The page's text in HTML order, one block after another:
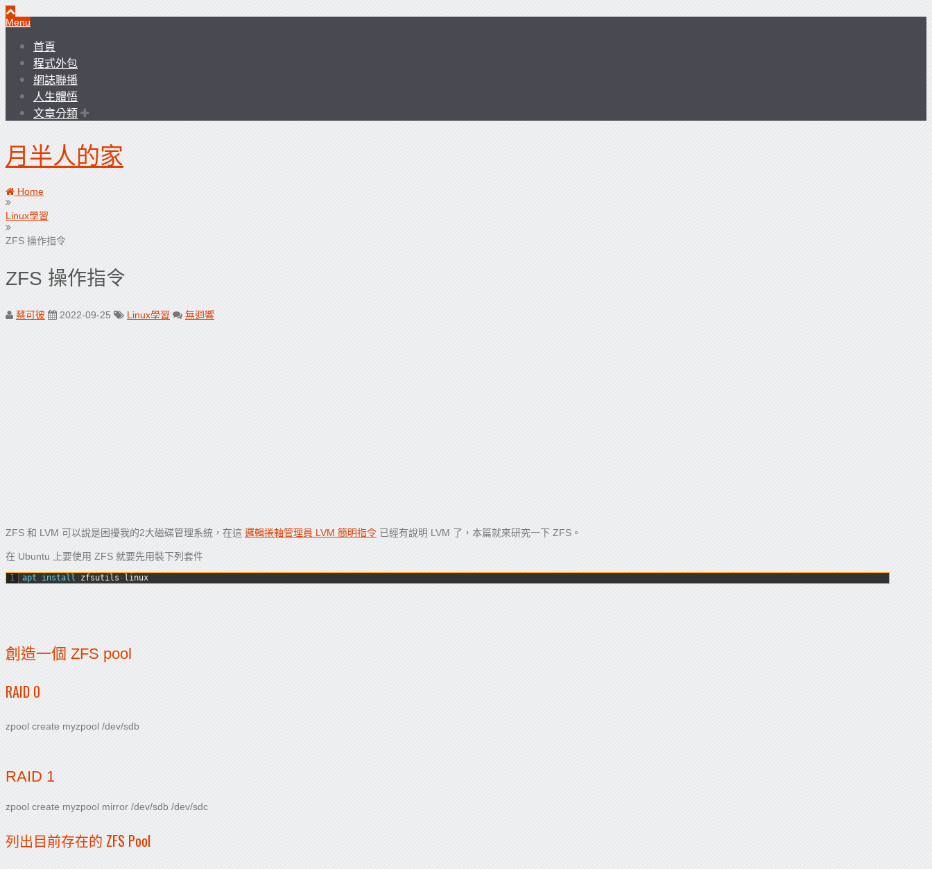
Menu
首頁
程式外包
網誌聯播
人生體悟
文章分類
月半人的家
Home
Linux學習
ZFS 操作指令
ZFS 操作指令
蔡可彼 2022-09-25 Linux學習 無迴響
ZFS 和 LVM 可以說是困擾我的2大磁碟管理系統，在這 邏輯捲軸管理員 LVM 簡明指令 已經有說明 LVM 了，本篇就來研究一下 ZFS。
在 Ubuntu 上要使用 ZFS 就要先用裝下列套件
1 apt install zfsutils -linux
創造一個 ZFS pool
RAID 0
zpool create myzpool /dev/sdb
RAID 1
zpool create myzpool mirror /dev/sdb /dev/sdc
列出目前存在的 ZFS Pool